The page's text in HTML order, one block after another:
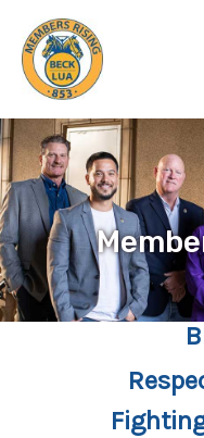
content